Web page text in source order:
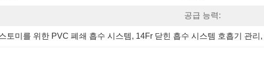
공급 능력:
토미를 위한 PVC 폐쇄 흡수 시스템, 14Fr 닫힌 흡수 시스템 호흡기 관리 ,